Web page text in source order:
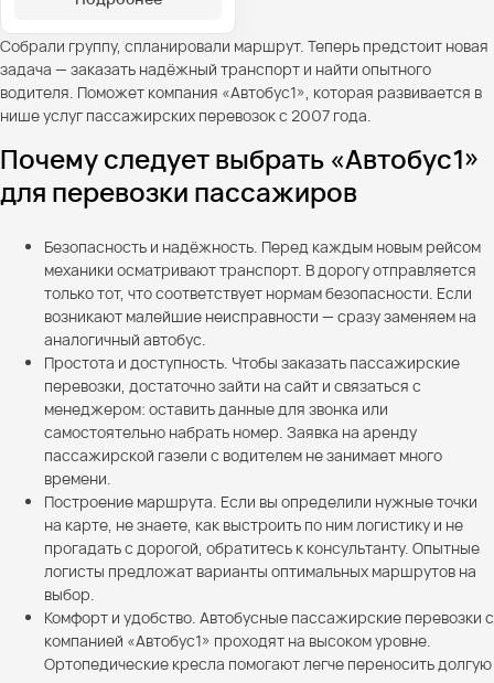
Собрали группу, спланировали маршрут. Теперь предстоит новая
задача — заказать надёжный транспорт и найти опытного
водителя. Поможет компания «Автобус1», которая развивается в
нише услуг пассажирских перевозок с 2007 года.
Почему следует выбрать «Автобус1»
для перевозки пассажиров
Безопасность и надёжность. Перед каждым новым рейсом
механики осматривают транспорт. В дорогу отправляется
только тот, что соответствует нормам безопасности. Если
возникают малейшие неисправности — сразу заменяем на
аналогичный автобус.
Простота и доступность. Чтобы заказать пассажирские
перевозки, достаточно зайти на сайт и связаться с
менеджером: оставить данные для звонка или
самостоятельно набрать номер. Заявка на аренду
пассажирской газели с водителем не занимает много
времени.
Построение маршрута. Если вы определили нужные точки
на карте, не знаете, как выстроить по ним логистику и не
прогадать с дорогой, обратитесь к консультанту. Опытные
логисты предложат варианты оптимальных маршрутов на
выбор.
Комфорт и удобство. Автобусные пассажирские перевозки с
компанией «Автобус1» проходят на высоком уровне.
Ортопедические кресла помогают легче переносить долгую